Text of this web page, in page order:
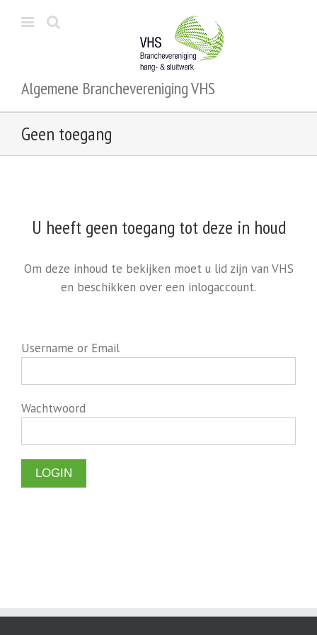
Algemene Branchevereniging VHS
Geen toegang
U heeft geen toegang tot deze in houd
Om deze inhoud te bekijken moet u lid zijn van VHS
en beschikken over een inlogaccount.
Username or Email
Wachtwoord